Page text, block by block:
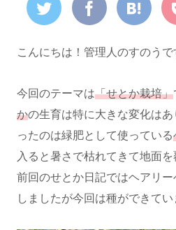
こんにちは！管理人のすのうで
今回のテーマは「せとか栽培」
かの生育は特に大きな変化は
ったのは緑肥として使っている
入ると暑さで枯れてきて地面を
前回のせとか日記ではヘアリ
しましたが今回は種ができてい